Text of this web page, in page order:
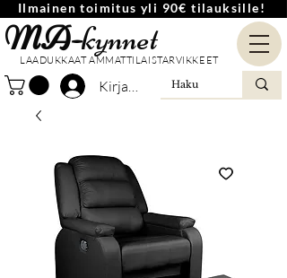
Ilmainen toimitus yli 90€ tilauksille!
MA-kynnet
LAADUKKAAT AMMATTILAISTARVIKKEET
Kirjaudu